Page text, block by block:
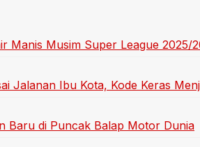
Manis Musim Super League 2025/
Jalanan Ibu Kota, Kode Keras
Baru di Puncak Balap Motor Dunia